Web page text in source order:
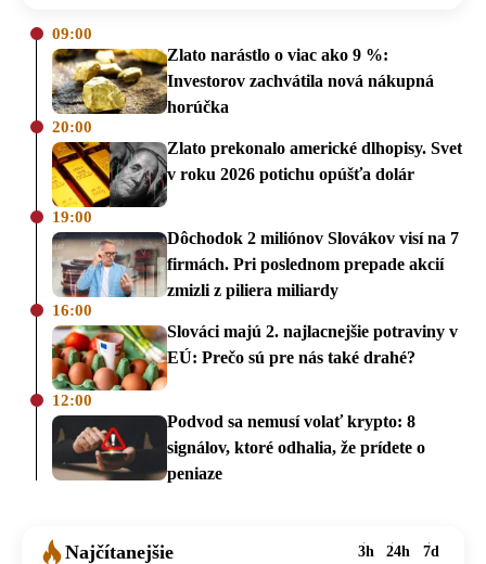
09:00
Zlato narástlo o viac ako 9 %:
Investorov zachvátila nová nákupná
horúčka
20:00
Zlato prekonalo americké dlhopisy. Svet
v roku 2026 potichu opúšťa dolár
19:00
Dôchodok 2 miliónov Slovákov visí na 7
firmách. Pri poslednom prepade akcií
zmizli z piliera miliardy
16:00
Slováci majú 2. najlacnejšie potraviny v
EÚ: Prečo sú pre nás také drahé?
12:00
Podvod sa nemusí volať krypto: 8
signálov, ktoré odhalia, že prídete o
peniaze
Najčítanejšie 3h 24h 7d